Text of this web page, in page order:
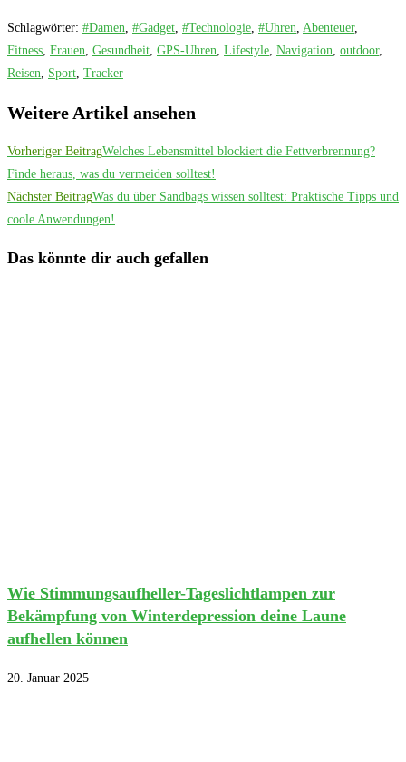
Schlagwörter: #Damen, #Gadget, #Technologie, #Uhren, Abenteuer,
Fitness, Frauen, Gesundheit, GPS-Uhren, Lifestyle, Navigation, outdoor,
Reisen, Sport, Tracker
Weitere Artikel ansehen
Vorheriger BeitragWelches Lebensmittel blockiert die Fettverbrennung?
Finde heraus, was du vermeiden solltest!
Nächster BeitragWas du über Sandbags wissen solltest: Praktische Tipps und
coole Anwendungen!
Das könnte dir auch gefallen
Wie Stimmungsaufheller-Tageslichtlampen zur
Bekämpfung von Winterdepression deine Laune
aufhellen können
20. Januar 2025